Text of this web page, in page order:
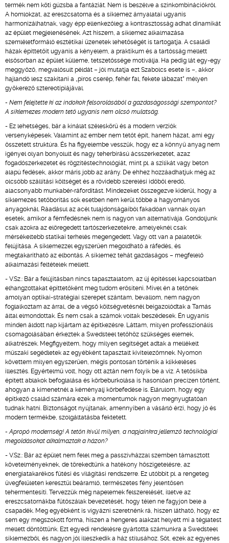
termék nem köti gúzsba a fantáziát. Nem is beszélve a színkombinációkról.
A homlokzat, az ereszcsatorna és a síklemez árnyalatai ugyanis
harmonizálhatnak, vagy épp ellenkezőleg: a kontrasztosság adhat dinamikát
az épület megjelenésének. Azt hiszem, a síklemez alkalmazása
szemléletformáló esztétikai üzenetek lehetőségét is tartogatja. A családi
házak építtetőit ugyanis a kényelem, a praktikum és a tartósság mellett
elsősorban az épület külleme, tetszetőssége motiválja. Ha pedig lát egy-egy
meggyőző, megvalósult példát – jól mutatja ezt Szabolcs esete is –, akkor
hajlandó lesz szakítani a „piros cserép, fehér fal, fekete lábazat” mélyen
gyökerező sztereotípiájával.
- Nem felejtette ki az indokok felsorolásából a gazdaságossági szempontot?
A síklemezes modern tető ugyanis nem olcsó mulatság.
- Ez lehetséges, bár a kínálat széleskörű és a modern verziók
versenyképesek. Valamint az ember nem tetőt épít, hanem házat, ami egy
összetett struktúra. És ha figyelembe vesszük, hogy ez a könnyű anyag nem
igényel olyan bonyolult és nagy teherbírású ácsszerkezetet, azaz
fogadószerkezetet és rögzítéstechnológiát, mint pl. a szilikát vagy beton
alapú fedések, akkor máris jobb az arány. De ehhez hozzáadhatjuk még az
olcsóbb szállítási költséget és a rövidebb szerelési időből eredő,
alacsonyabb munkabér-ráfordítást. Mindezeket összegezve kiderül, hogy a
síklemezes tetőborítás sok esetben nem kerül többe a hagyományos
anyagoknál. Ráadásul az acél tulajdonságaiból fakadóan vannak olyan
esetek, amikor a fémfedésnek nem is nagyon van alternatívája. Gondoljunk
csak azokra az elöregedett tartószerkezetekre, amelyeknél csak
mérsékeltebb statikai terhelés megengedett. Vagy ott van a palatetők
felújítása. A síklemezzel egyszerűen megoldható a ráfedés, és
megtakarítható az elbontás. A síklemez tehát gazdaságos – megfelelő
alkalmazási feltételek mellett.
- V.Sz.: Bár a felújításban nincs tapasztalatom, az új építéssel kapcsolatban
elhangzottakat építtetőként meg tudom erősíteni. Mivel én a tetőnek
amolyan optikai-stratégiai szerepet szántam, bevallom, nem nagyon
foglalkoztam az árral, de a végső költségvetésnél beigazolódtak a Tamás
által elmondottak. És nem csak a számok voltak beszédesek. Én ugyanis
minden áldott nap kijártam az építkezésre. Láttam, milyen professzionális
csomagolásában érkeztek a Swedsteel tetőhöz szükséges elemek,
alkatrészek. Megfigyeltem, hogy milyen segítséget adtak a mellékelt
műszaki segédletek az egyébként tapasztalt kivitelezőmnek. Nyomon
követtem milyen egyszerűen, mégis pontosan történik a klikkeléses
illesztés. Egyértelmű volt, hogy ott aztán nem folyik be a víz. A tetősíkba
épített ablakok befoglalása és körbeburkolása is hasonlóan precízen történt,
ahogyan a kimenetnél a kéményalj körbefedése is. Elárulom, hogy egy
építkező család számára ezek a momentumok nagyon megnyugtatóan
tudnak hatni. Biztonságot nyújtanak, amennyiben a vásárló érzi, hogy jó és
modern termékbe, szolgáltatásba fektetett.
- Apropó modernség! A tetőn kívül milyen, a napjainkra jellemző technológiai
megoldásokat alkalmaztak a házon?
- V.Sz.: Bár az épület nem felel meg a passzívházzal szemben támasztott
követelményeknek, de törekedtünk a hatékony hőszigetelésre, az
energiatakarékos fűtési és világítási rendszerre. Ez utóbbit pl. a rengeteg
üvegfelületen keresztül beáramló, természetes fény jelentősen
tehermentesíti. Tervezzük még napelemek felszerelését, illetve az
ereszcsatornákba fűtőszálak bevezetését, hogy télen ne fagyjon bele a
csapadék. Meg egyébként is vigyázni szeretnénk rá, hiszen látható, hogy ez
sem egy megszokott forma, hiszen a hengeres alakzat helyett mi a téglatest
mellett döntöttünk. Ezt egyedi rendelésre gyártotta számunkra a Swedsteel
síklemezből, és nagyon jól illeszkedik a ház stílusához. Sőt, ezek az egyenes